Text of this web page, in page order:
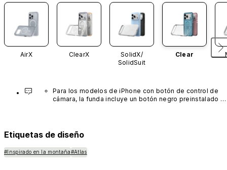
AirX ClearX
SolidX/
SolidSuit
Clear
Para los modelos de iPhone con botón de control de
cámara, la funda incluye un botón negro preinstalado
Etiquetas de diseño
#Inspirado en la montaña#Atlas